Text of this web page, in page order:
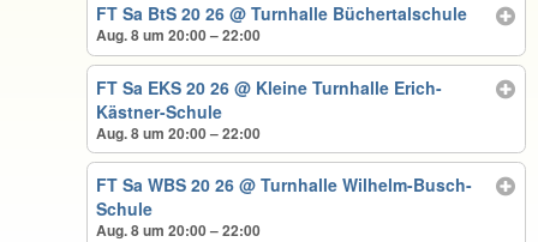
FT Sa BtS 20 26@ Turnhalle Büchertalschule
Aug. 8 um 20:00 – 22:00
FT Sa EKS 20 26@ Kleine Turnhalle Erich-
Kästner-Schule
Aug. 8 um 20:00 – 22:00
FT Sa WBS 20 26@ Turnhalle Wilhelm-Busch-
Schule
Aug. 8 um 20:00 – 22:00